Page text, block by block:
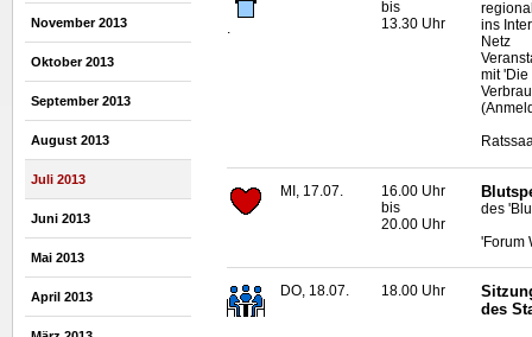
November 2013
Oktober 2013
September 2013
August 2013
Juli 2013
Juni 2013
Mai 2013
April 2013
.
bis
13.30 Uhr
ins
Netz
mit
MI, 17.07.
16.00 Uhr
bis
20.00 Uhr
des
'Forum
DO, 18.07. 18.00 Uhr
des